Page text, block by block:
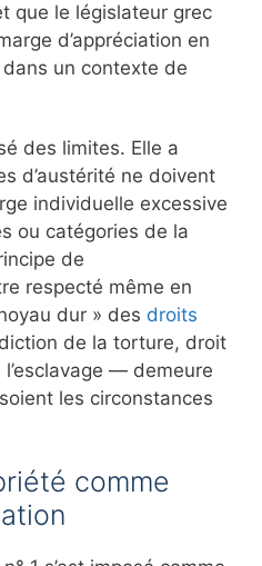
que le législateur grec
d’appréciation en
un contexte de
des limites. Elle a
d’austérité ne doivent
individuelle excessive
ou catégories de la
de
respecté même en
dur » des droits
de la torture, droit
— demeure
les circonstances
comme